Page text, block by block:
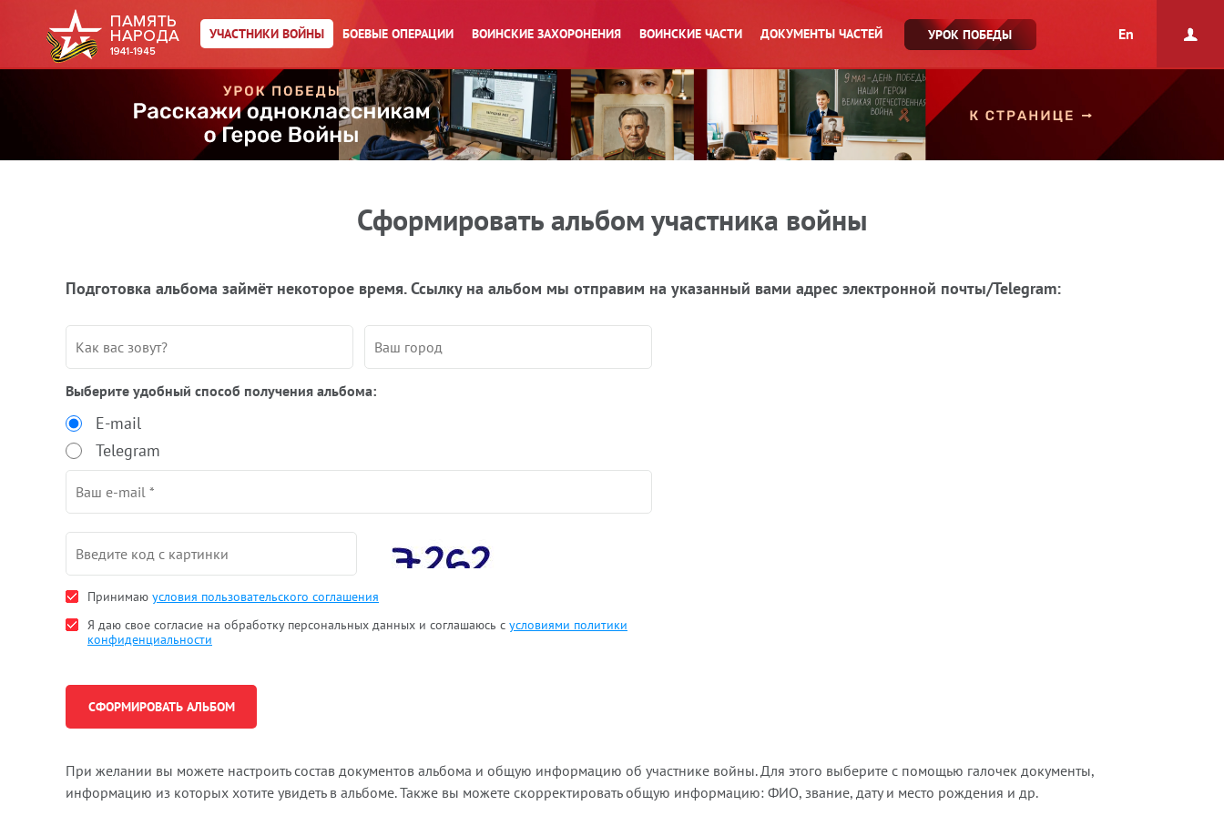
УЧАСТНИКИ ВОЙНЫ БОЕВЫЕ ОПЕРАЦИИ ВОИНСКИЕ ЗАХОРОНЕНИЯ ВОИНСКИЕ ЧАСТИ ДОКУМЕНТЫ ЧАСТЕЙ УРОК ПОБЕДЫ En
Сформировать альбом участника войны
Подготовка альбома займёт некоторое время. Ссылку на альбом мы отправим на указанный вами адрес электронной почты/Telegram:
Выберите удобный способ получения альбома:
E-mail
Telegram
Принимаю условия пользовательского соглашения
Я даю свое согласие на обработку персональных данных и соглашаюсь с условиями политики
конфиденциальности
При желании вы можете настроить состав документов альбома и общую информацию об участнике войны. Для этого выберите с помощью галочек документы,
информацию из которых хотите увидеть в альбоме. Также вы можете скорректировать общую информацию: ФИО, звание, дату и место рождения и др.